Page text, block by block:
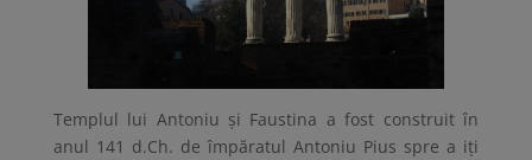
Templul lui Antoniu și Faustina a fost construit în
anul 141 d.Ch. de împăratul Antoniu Pius spre a iți